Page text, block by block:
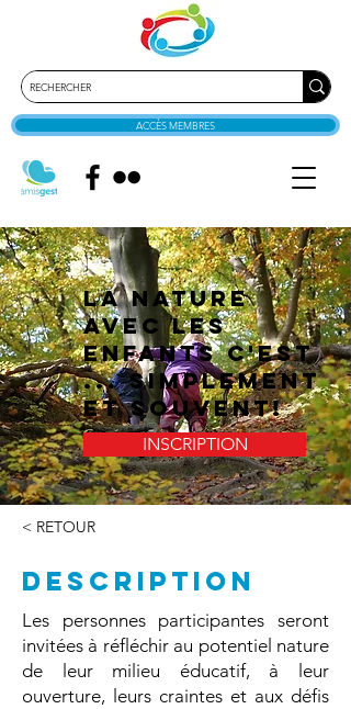
ACCÈS MEMBRES
La nature
avec les
enfants c'est
... Simplement
et Souvent!
INSCRIPTION
< RETOUR
DESCRIPTION
Les personnes participantes seront
invitées à réfléchir au potentiel nature
de leur milieu éducatif, à leur
ouverture, leurs craintes et aux défis